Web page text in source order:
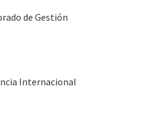
de Gestión
Internacional